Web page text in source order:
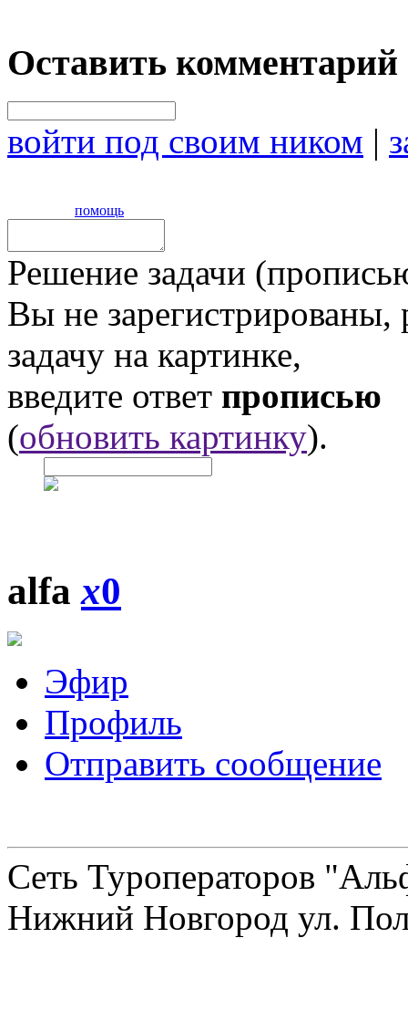
Оставить комментарий
войти под своим ником |
помощь
Решение задачи
Вы не
задачу на картинке,
введите ответ прописью
(обновить картинку).
alfax0
Эфир
Профиль
Отправить сообщение
Сеть Туроператоров
Нижний Новгород ул.